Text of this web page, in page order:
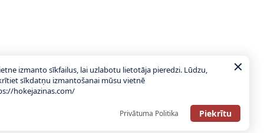
izmanto sīkfailus, lai uzlabotu lietotāja pieredzi. Lūdzu,
sīkdatņu izmantošanai mūsu vietnē
hokejazinas.com/
Privātuma Politika Piekrītu